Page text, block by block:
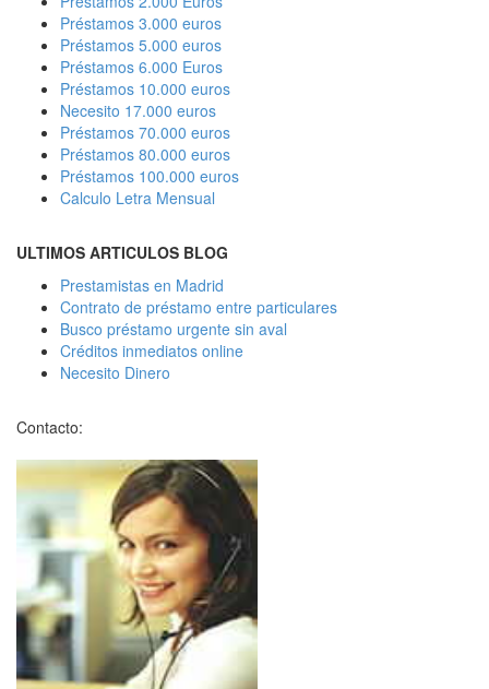
Préstamos 3.000 euros
Préstamos 5.000 euros
Préstamos 6.000 Euros
Préstamos 10.000 euros
Necesito 17.000 euros
Préstamos 70.000 euros
Préstamos 80.000 euros
Préstamos 100.000 euros
Calculo Letra Mensual
ULTIMOS ARTICULOS BLOG
Prestamistas en Madrid
Contrato de préstamo entre particulares
Busco préstamo urgente sin aval
Créditos inmediatos online
Necesito Dinero
Contacto: